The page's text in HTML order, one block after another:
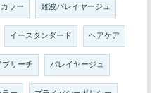
ラー 難波バレイヤージュ
イースタンダード ヘアケア
リーチ バレイヤージュ